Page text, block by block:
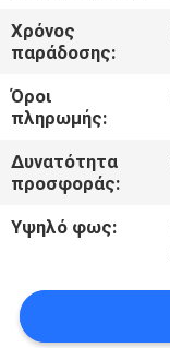
Χρόνος
παράδοσης:
Όροι
πληρωμής:
Δυνατότητα
προσφοράς:
Υψηλό φως: